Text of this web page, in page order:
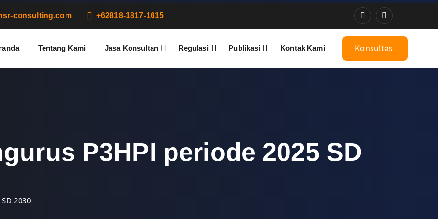
consulting.com +62818-1817-1615
Tentang Kami Jasa Konsultan Regulasi Publikasi Kontak Kami Konsultasi
P3HPI periode 2025 SD
2030